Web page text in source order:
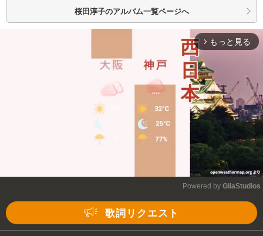
桜田淳子のアルバム一覧ページへ
arrow_forward_ios もっと見る
Powered by GliaStudios
歌詞リクエスト